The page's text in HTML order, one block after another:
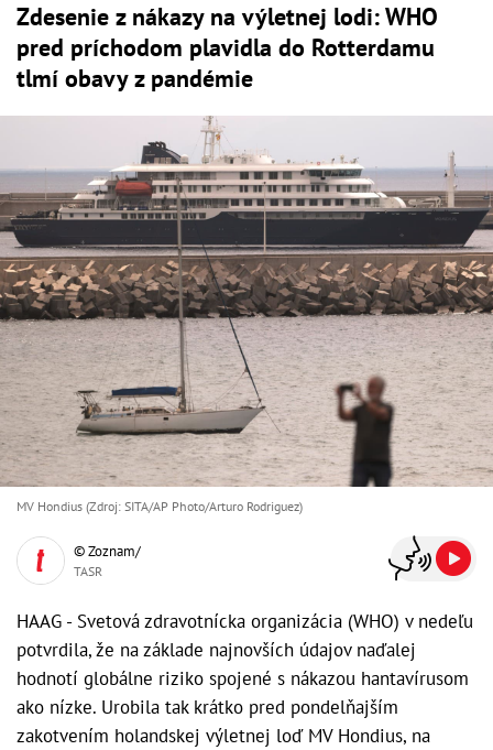
Zdesenie z nákazy na výletnej lodi: WHO
pred príchodom plavidla do Rotterdamu
tlmí obavy z pandémie
MV Hondius (Zdroj: SITA/AP Photo/Arturo Rodriguez)
© Zoznam/
TASR
HAAG - Svetová zdravotnícka organizácia (WHO) v nedeľu
potvrdila, že na základe najnovších údajov naďalej
hodnotí globálne riziko spojené s nákazou hantavírusom
ako nízke. Urobila tak krátko pred pondelňajším
zakotvením holandskej výletnej loď MV Hondius, na